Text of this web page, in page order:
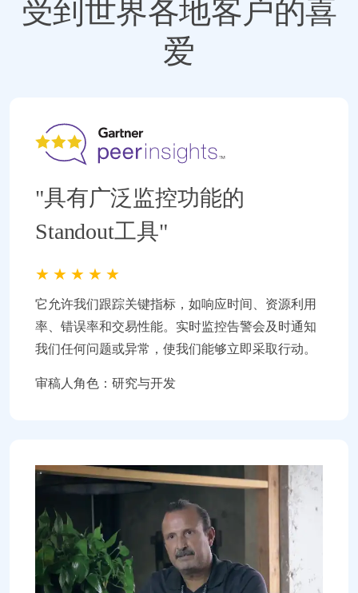
受到世界各地客户的喜
爱
"具有广泛监控功能的
Standout工具"
★ ★ ★ ★ ★
它允许我们跟踪关键指标，如响应时间、资源利用
率、错误率和交易性能。实时监控告警会及时通知
我们任何问题或异常，使我们能够立即采取行动。
审稿人角色：研究与开发